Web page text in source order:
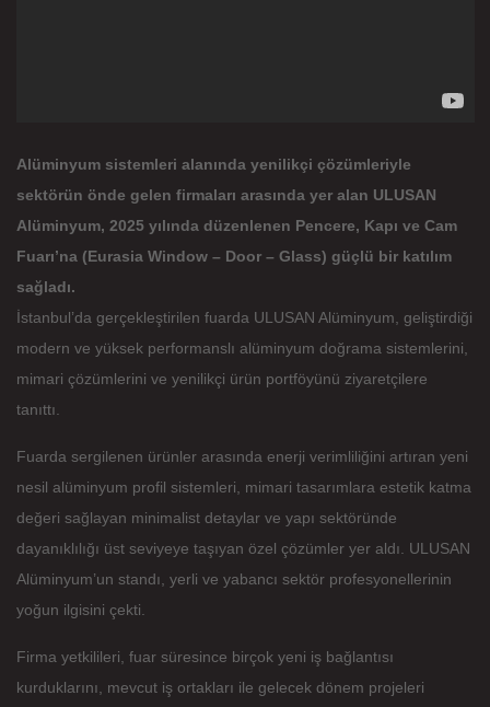
Alüminyum sistemleri alanında yenilikçi çözümleriyle
sektörün önde gelen firmaları arasında yer alan ULUSAN
Alüminyum, 2025 yılında düzenlenen Pencere, Kapı ve Cam
Fuarı’na (Eurasia Window – Door – Glass) güçlü bir katılım
sağladı.
İstanbul’da gerçekleştirilen fuarda ULUSAN Alüminyum, geliştirdiği
modern ve yüksek performanslı alüminyum doğrama sistemlerini,
mimari çözümlerini ve yenilikçi ürün portföyünü ziyaretçilere
tanıttı.
Fuarda sergilenen ürünler arasında enerji verimliliğini artıran yeni
nesil alüminyum profil sistemleri, mimari tasarımlara estetik katma
değeri sağlayan minimalist detaylar ve yapı sektöründe
dayanıklılığı üst seviyeye taşıyan özel çözümler yer aldı. ULUSAN
Alüminyum’un standı, yerli ve yabancı sektör profesyonellerinin
yoğun ilgisini çekti.
Firma yetkilileri, fuar süresince birçok yeni iş bağlantısı
kurduklarını, mevcut iş ortakları ile gelecek dönem projeleri